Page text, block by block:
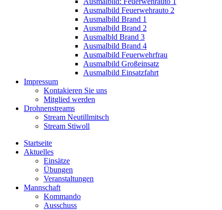
Ausmalbild Feuerwehrauto 2
Ausmalbild Brand 1
Ausmalbild Brand 2
Ausmalbld Brand 3
Ausmalbild Brand 4
Ausmalbild Feuerwehrfrau
Ausmalbild Großeinsatz
Ausmalbild Einsatzfahrt
Impressum
Kontakieren Sie uns
Mitglied werden
Drohnenstreams
Stream Neutillmitsch
Stream Stiwoll
Startseite
Aktuelles
Einsätze
Übungen
Veranstaltungen
Mannschaft
Kommando
Ausschuss